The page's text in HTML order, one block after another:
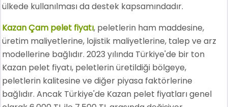
ülkede kullanılması da destek kapsamındadır.
Kazan Çam pelet fiyatı, peletlerin ham maddesine,
üretim maliyetlerine, lojistik maliyetlerine, talep ve arz
modellerine bağlıdır. 2023 yılında Türkiye'de bir ton
Kazan pelet fiyatı, peletlerin üretildiği bölgeye,
peletlerin kalitesine ve diğer piyasa faktörlerine
bağlıdır. Ancak Türkiye'de Kazan pelet fiyatları genel